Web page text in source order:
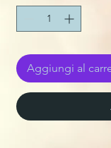
Aggiungi al